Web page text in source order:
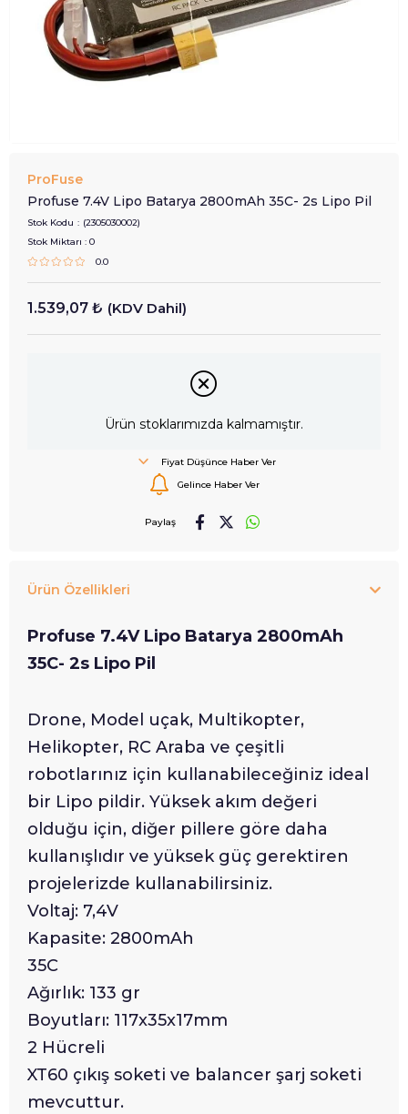
ProFuse
Profuse 7.4V Lipo Batarya 2800mAh 35C- 2s Lipo Pil
Stok Kodu
(2305030002)
Stok Miktarı : 0
0.0
1.539,07 ₺ (KDV Dahil)
Ürün stoklarımızda kalmamıştır.
Fiyat Düşünce Haber Ver
Gelince Haber Ver
Paylaş
Ürün Özellikleri
Profuse 7.4V Lipo Batarya 2800mAh
35C- 2s Lipo Pil
Drone, Model uçak, Multikopter,
Helikopter, RC Araba ve çeşitli
robotlarınız için kullanabileceğiniz ideal
bir Lipo pildir. Yüksek akım değeri
olduğu için, diğer pillere göre daha
kullanışlıdır ve yüksek güç gerektiren
projelerizde kullanabilirsiniz.
Voltaj: 7,4V
Kapasite: 2800mAh
35C
Ağırlık: 133 gr
Boyutları: 117x35x17mm
2 Hücreli
XT60 çıkış soketi ve balancer şarj soketi
mevcuttur.